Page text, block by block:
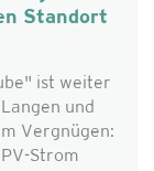
Standort
ist weiter
und
Vergnügen:
Strom